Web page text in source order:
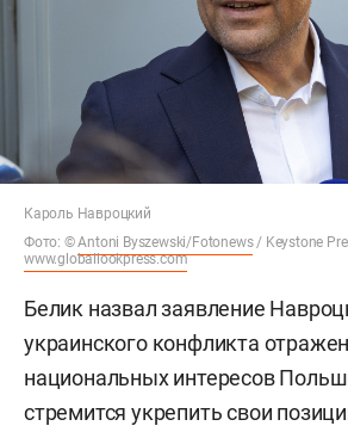
Кароль Навроцкий
Фото: ©Antoni Byszewski/Fotonews/ Keystone
www.globallookpress.com
Белик назвал заявление
украинского конфликта
национальных интересов
стремится укрепить свои